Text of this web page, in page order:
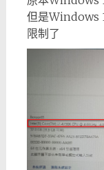
但是Windows
限制了